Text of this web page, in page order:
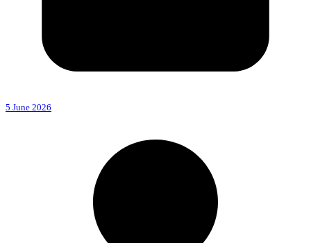
5 June 2026